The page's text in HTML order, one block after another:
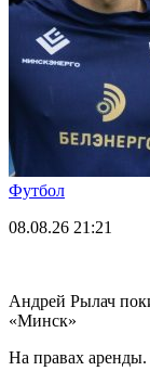
Футбол
08.08.26 21:21
Андрей Рылач
«Минск»
На правах аренды.